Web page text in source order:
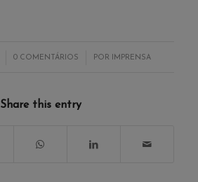
0 COMENTÁRIOS
/ POR IMPRENSA
Share this entry